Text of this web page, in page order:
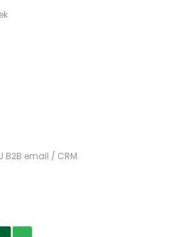
B2B email / CRM